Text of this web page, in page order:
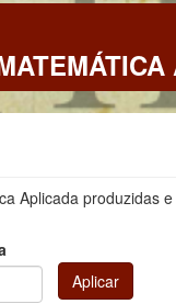
Aplicada produzidas
Aplicar